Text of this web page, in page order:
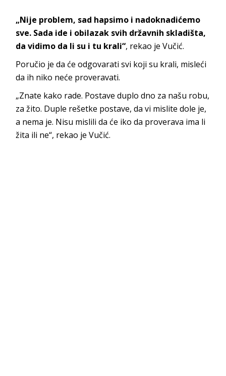
„Nije problem, sad hapsimo i nadoknadićemo
sve. Sada ide i obilazak svih državnih skladišta,
da vidimo da li su i tu krali“, rekao je Vučić.
Poručio je da će odgovarati svi koji su krali, misleći
da ih niko neće proveravati.
„Znate kako rade. Postave duplo dno za našu robu,
za žito. Duple rešetke postave, da vi mislite dole je,
a nema je. Nisu mislili da će iko da proverava ima li
žita ili ne“, rekao je Vučić.